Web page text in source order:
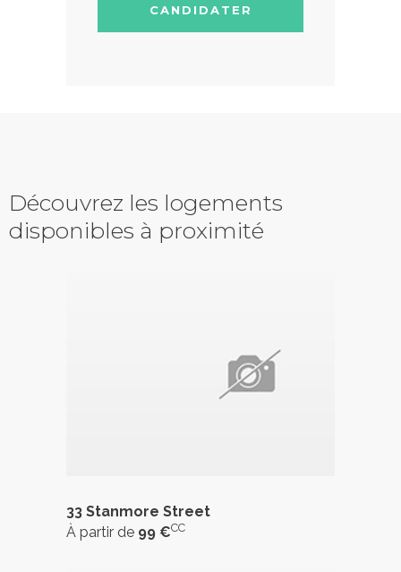
CANDIDATER
Découvrez les logements
disponibles à proximité
33 Stanmore Street
À partir de 99 €CC